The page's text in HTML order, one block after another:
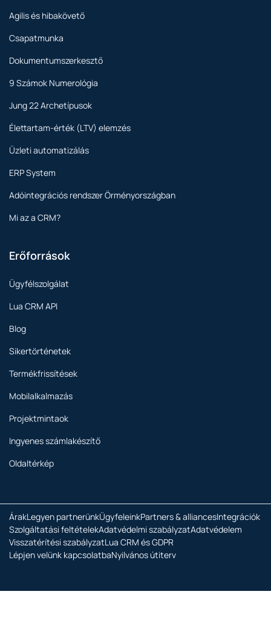
Agilis és hibakövető
Csapatmunka
Dokumentumszerkesztő
9 Számok Numerológia
Jung 22 Archetípusok
Élettartam-érték (LTV) elemzés
Üzleti automatizálás
ERP System
Adóintegrációs rendszer Örményországban
Mi az a CRM?
Erőforrások
Ügyfélszolgálat
Lua CRM API
Blog
Sikertörténetek
Termékfrissítések
Mobilalkalmazás
Projektmintaok
Ingyenes számlakészítő
Oldaltérkép
ÁrakLegyen partnerünkÜgyfeleinkPartners & alliancesIntegrációk
Szolgáltatási feltételekAdatvédelmi szabályzatAdatvédelem
Visszatérítési szabályzatLua CRM és GDPR
Lépjen velünk kapcsolatbaNyilvános útiterv